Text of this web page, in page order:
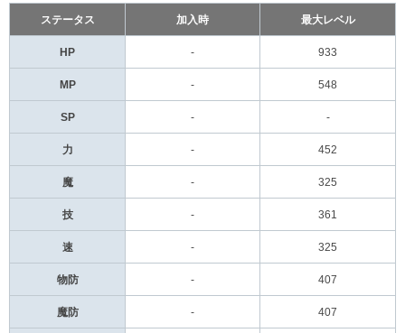
ステータス 加入時 最大レベル
HP - 933
MP - 548
SP - -
力 - 452
魔 - 325
技 - 361
速 - 325
物防 - 407
魔防 - 407